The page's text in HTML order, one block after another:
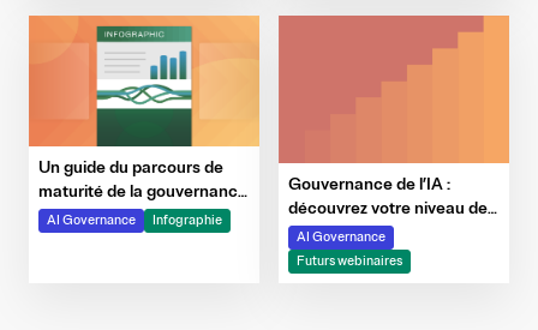
l’automatisation des
preuves
Un guide du parcours de
maturité de la gouvernance
de l’IA
AI Governance Infographie
Gouvernance de l’IA :
découvrez votre niveau de
maturité
AI Governance
Futurs webinaires